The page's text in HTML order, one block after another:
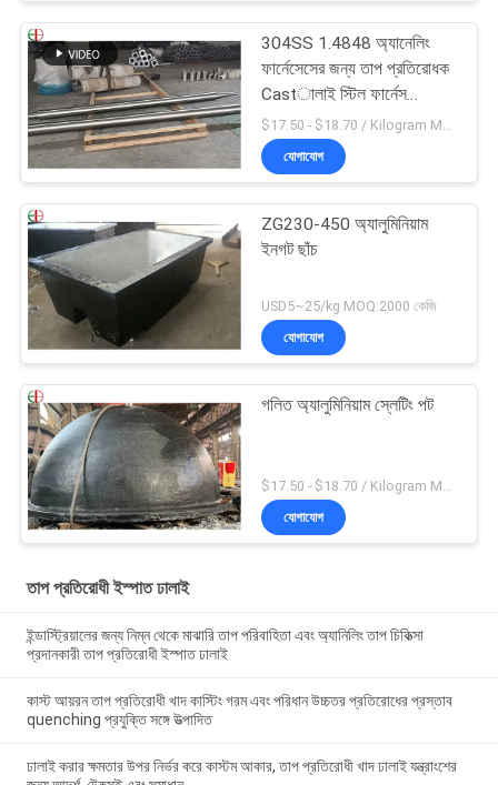
304SS 1.4848 অ্যানেলিং
ফার্নেসেসের জন্য তাপ প্রতিরোধক
Castালাই স্টিল ফার্নেস
রোলারগুলি
যোগাযোগ
ZG230-450 অ্যালুমিনিয়াম
ইনগট ছাঁচ
USD5~25/kg MOQ:2000 কেজি
যোগাযোগ
গলিত অ্যালুমিনিয়াম স্লেটিং পট
$17.50 - $18.70 / Kilogram MOQ:100 কিলোগ্রাম / কিলোগ্রাম
যোগাযোগ
তাপ প্রতিরোধী ইস্পাত ঢালাই
ইন্ডাস্ট্রিয়ালের জন্য নিম্ন থেকে মাঝারি তাপ পরিবাহিতা এবং অ্যানিলিং তাপ চিকিত্সা
প্রদানকারী তাপ প্রতিরোধী ইস্পাত ঢালাই
কাস্ট আয়রন তাপ প্রতিরোধী খাদ কাস্টিং গরম এবং পরিধান উচ্চতর প্রতিরোধের প্রস্তাব
quenching প্রযুক্তি সঙ্গে উত্পাদিত
ঢালাই করার ক্ষমতার উপর নির্ভর করে কাস্টম আকার, তাপ প্রতিরোধী খাদ ঢালাই যন্ত্রাংশের